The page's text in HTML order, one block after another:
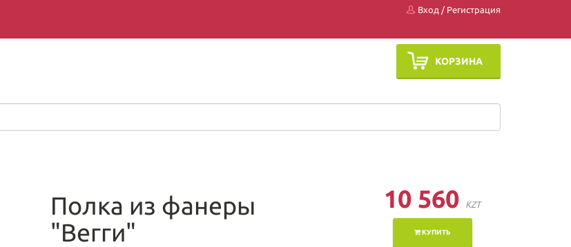
Вход / Регистрация
КОРЗИНА
10 560 KZT
КУПИТЬ
Полка из фанеры
"Вегги"